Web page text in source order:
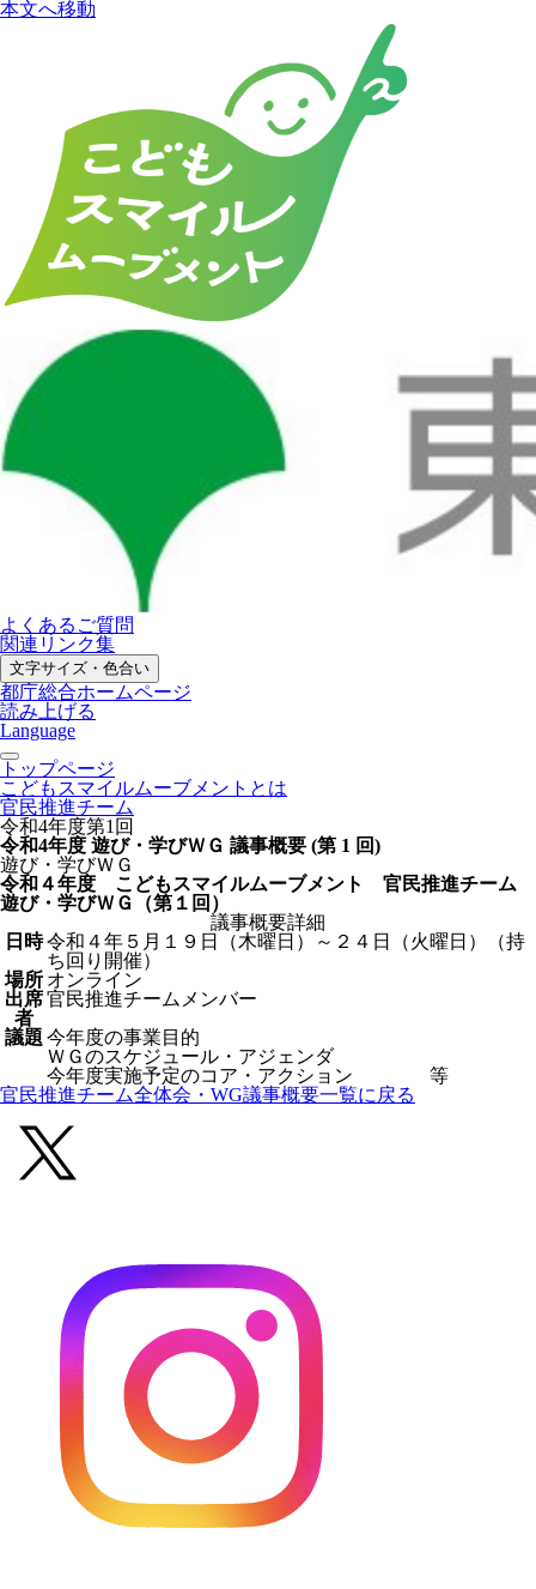
本文へ移動
よくあるご質問
関連リンク集
文字サイズ・色合い
都庁総合ホームページ
読み上げる
Language
トップページ
こどもスマイルムーブメントとは
官民推進チーム
令和4年度第1回
令和4年度 遊び・学びＷＧ 議事概要 (第 1 回)
遊び・学びＷＧ
令和４年度 こどもスマイルムーブメント 官民推進チーム
遊び・学びＷＧ（第１回）
議事概要詳細
日時 令和４年５月１９日（木曜日）～２４日（火曜日）（持
ち回り開催）
場所 オンライン
出席
者
官民推進チームメンバー
議題 今年度の事業目的
ＷＧのスケジュール・アジェンダ
今年度実施予定のコア・アクション 等
官民推進チーム全体会・WG議事概要一覧に戻る